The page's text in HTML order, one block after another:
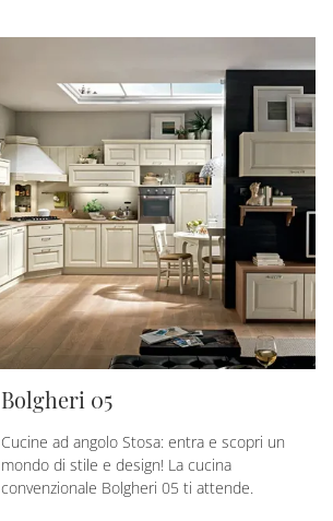
Bolgheri 05
Cucine ad angolo Stosa: entra e scopri un
mondo di stile e design! La cucina
convenzionale Bolgheri 05 ti attende.